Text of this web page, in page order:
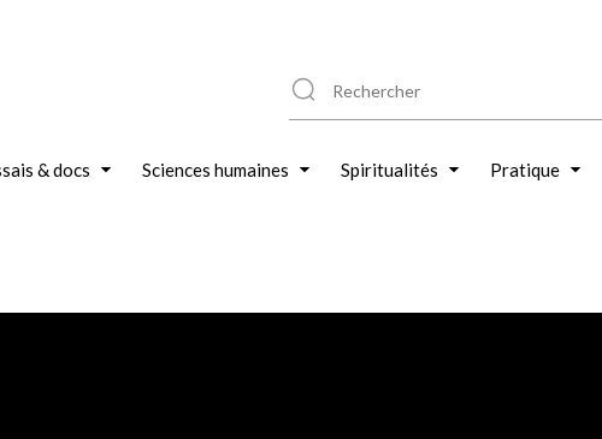
& docs Sciences humaines Spiritualités Pratique